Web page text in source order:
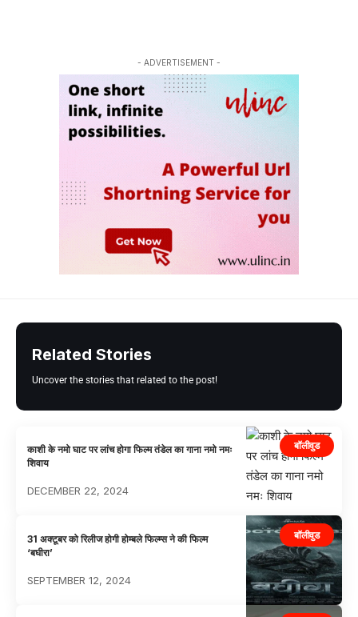
- ADVERTISEMENT -
Related Stories
Uncover the stories that related to the post!
बॉलीवुड
काशी के नमो घाट पर लांच होगा फिल्म तंडेल का गाना नमो नमः
शिवाय
DECEMBER 22, 2024
बॉलीवुड
31 अक्टूबर को रिलीज होगी होम्बले फिल्म्स ने की फिल्म
‘बघीरा’
SEPTEMBER 12, 2024